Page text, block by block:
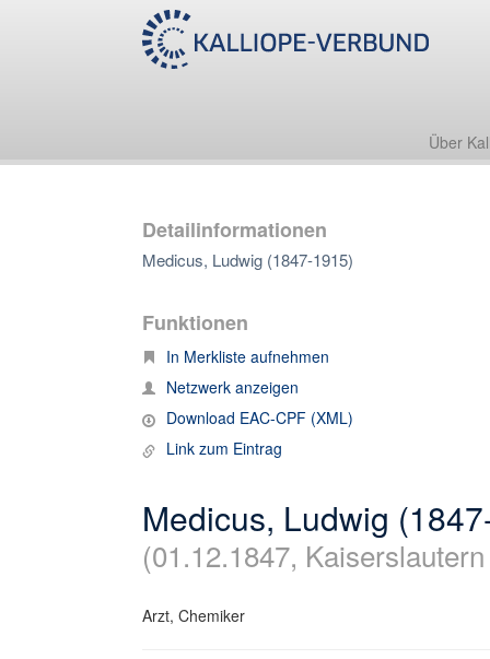
Über
Detailinformationen
Medicus, Ludwig (1847-1915)
Funktionen
In Merkliste aufnehmen
Netzwerk anzeigen
Download EAC-CPF (XML)
Link zum Eintrag
Medicus, Ludwig
(01.12.1847,
Arzt, Chemiker